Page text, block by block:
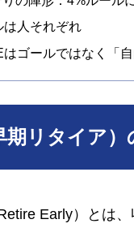
は人それぞれ
ゴールではなく「
リタイア）
Early）とは